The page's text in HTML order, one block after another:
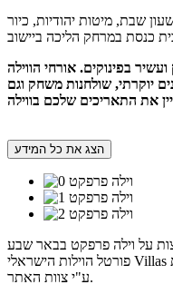
שבת, מיטות יהודיות, כיור
בפינוקים. אורחי הווילה
יוקרתי, שולחנות משחק וגם
הצג את כל המידע
פורטל הוילות הישראלי Villas מפרסם המלצות גולשים בלבד המאושרות
ע"י צוות האתר.